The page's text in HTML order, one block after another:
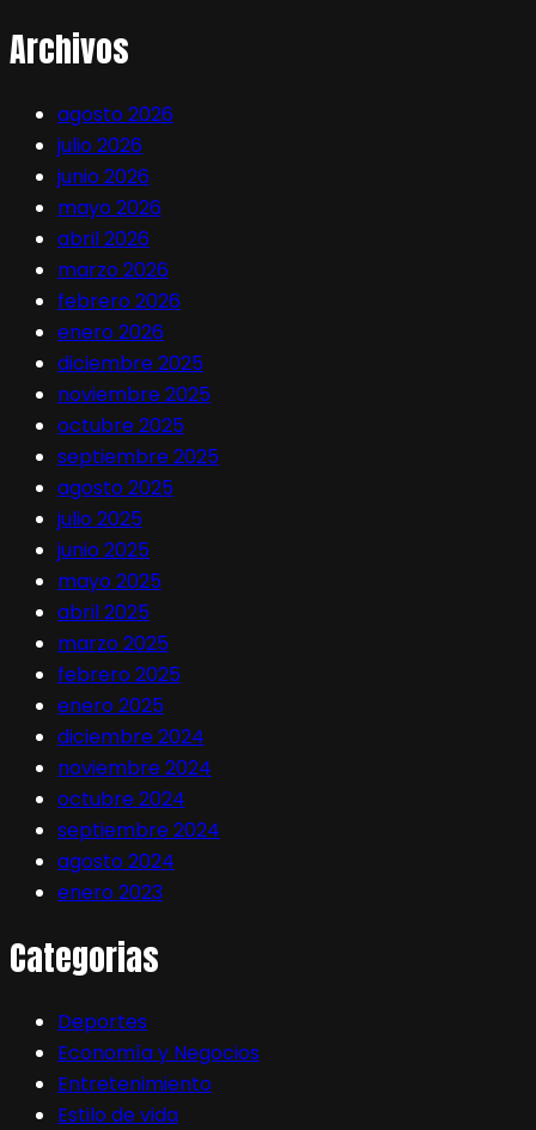
Archivos
agosto 2026
julio 2026
junio 2026
mayo 2026
abril 2026
marzo 2026
febrero 2026
enero 2026
diciembre 2025
noviembre 2025
octubre 2025
septiembre 2025
agosto 2025
julio 2025
junio 2025
mayo 2025
abril 2025
marzo 2025
febrero 2025
enero 2025
diciembre 2024
noviembre 2024
octubre 2024
septiembre 2024
agosto 2024
enero 2023
Categorias
Deportes
Economía y Negocios
Entretenimiento
Estilo de vida